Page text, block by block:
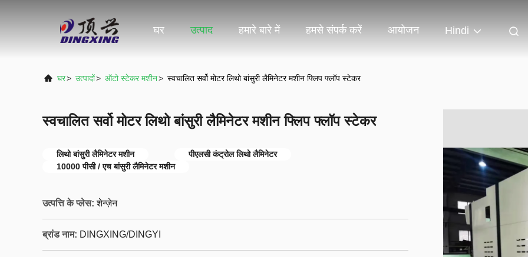
घर उत्पाद हमारे बारे में हमसे संपर्क करें आयोजन Hindi
घर> उत्पादों> ऑटो स्टेकर मशीन> स्वचालित सर्वो मोटर लिथो बांसुरी लैमिनेटर मशीन फ्लिप फ्लॉप स्टेकर
स्वचालित सर्वो मोटर लिथो बांसुरी लैमिनेटर मशीन फ्लिप फ्लॉप स्टेकर
लिथो बांसुरी लैमिनेटर मशीन
पीएलसी कंट्रोल लिथो लैमिनेटर
10000 पीसी / एच बांसुरी लैमिनेटर मशीन
उत्पत्ति के प्लेस: शेन्ज़ेन
ब्रांड नाम: DINGXING/DINGYI